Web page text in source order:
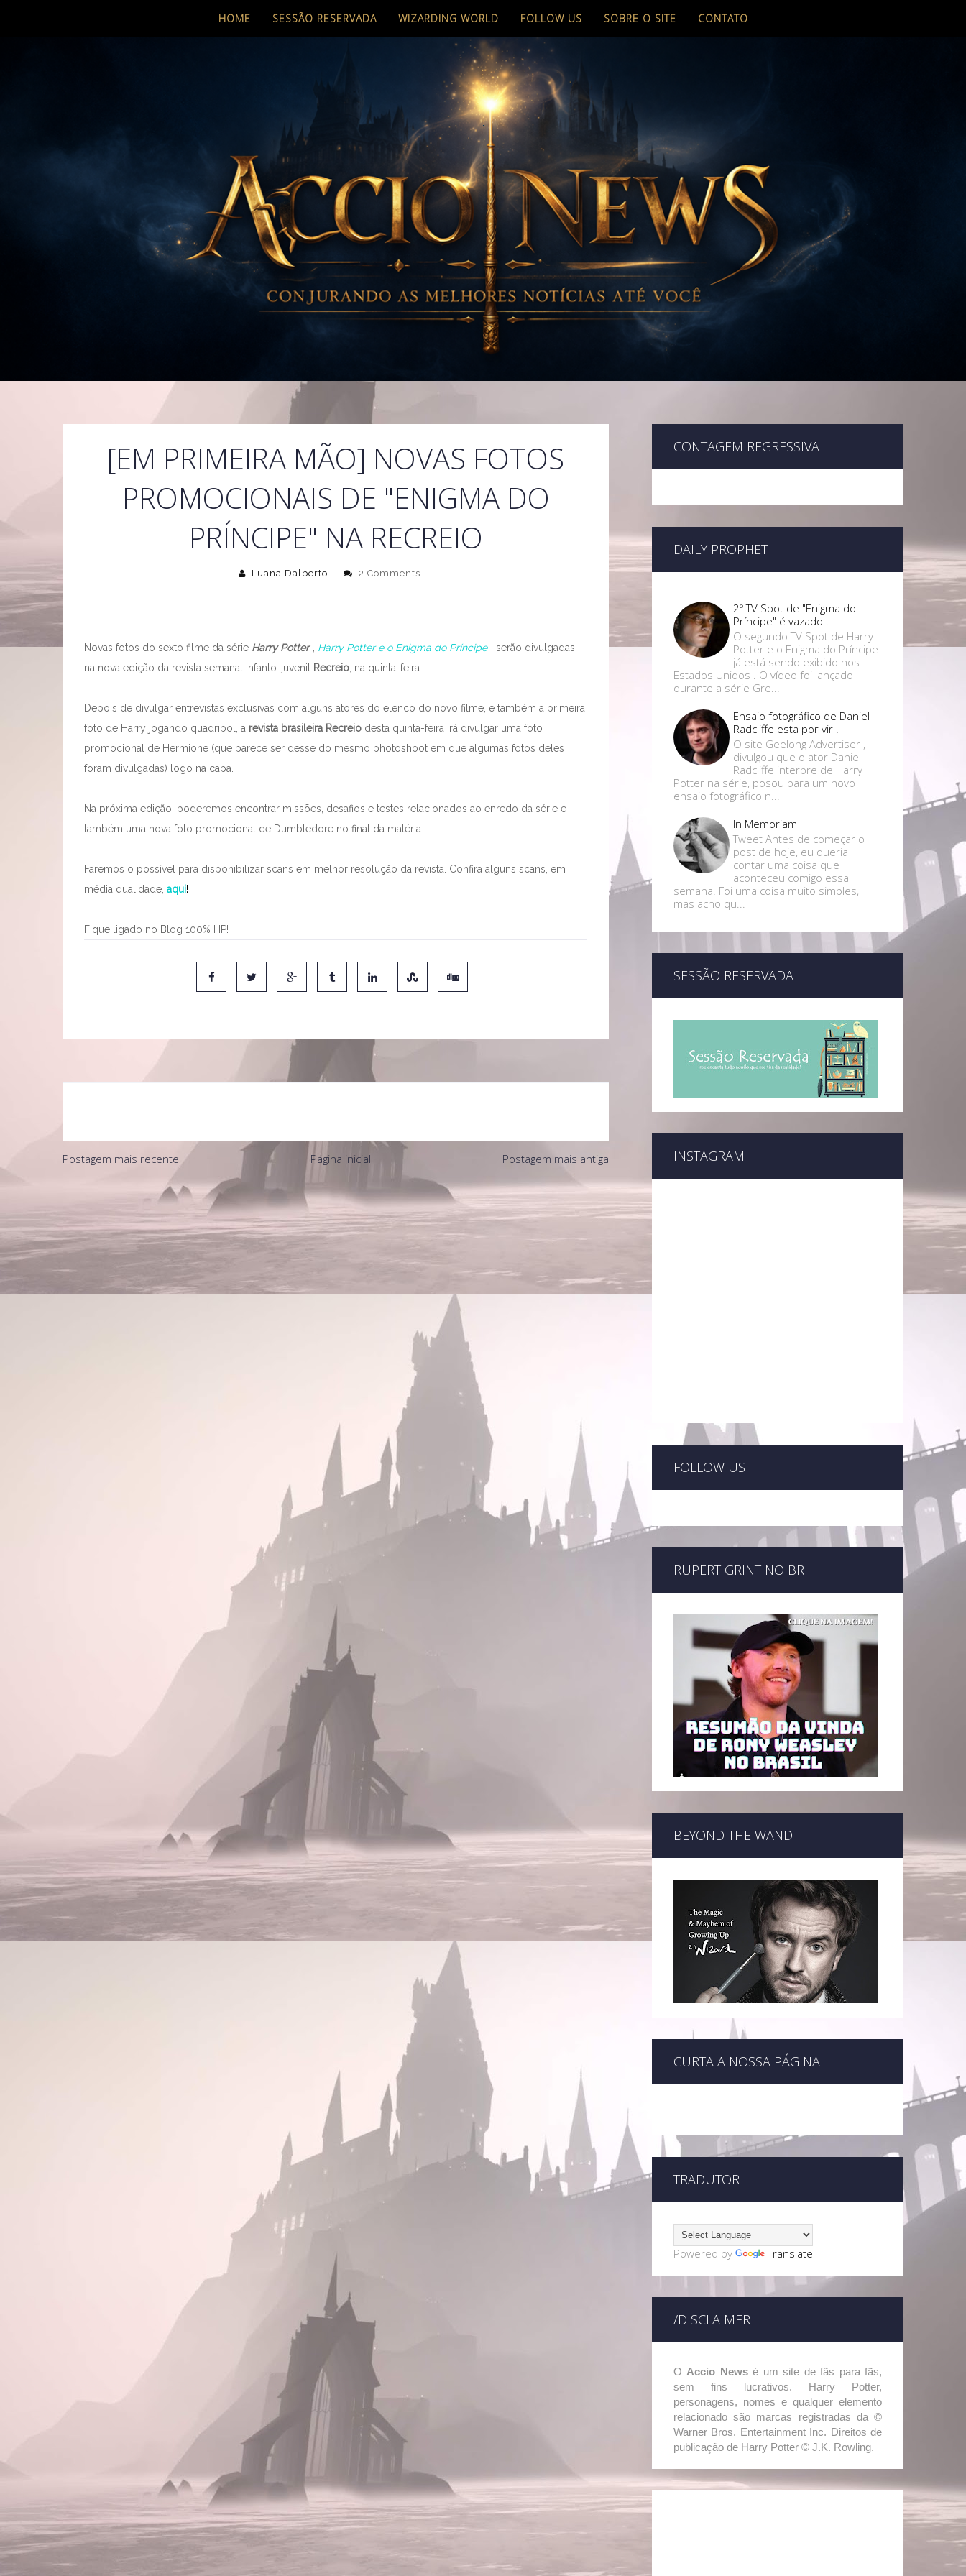
HOME SESSÃO RESERVADA WIZARDING WORLD FOLLOW US SOBRE O SITE CONTATO
[EM PRIMEIRA MÃO] NOVAS FOTOS
PROMOCIONAIS DE "ENIGMA DO
PRÍNCIPE" NA RECREIO
Luana Dalberto 2 Comments
Novas fotos do sexto filme da série Harry Potter Harry Potter e o Enigma do Príncipe
serão divulgadas
na nova edição da revista semanal infanto-juvenil
Recreio , na quinta-feira.
Depois de divulgar entrevistas exclusivas com alguns atores do elenco do novo filme, e também a primeira
foto de Harry jogando quadribol, a revista brasileira Recreio desta quinta-feira irá divulgar uma foto
promocional de Hermione (que parece ser desse do mesmo photoshoot em que algumas fotos deles
foram divulgadas) logo na capa.
Na próxima edição, poderemos encontrar missões, desafios e testes relacionados ao enredo da série e
também uma nova foto promocional de Dumbledore no final da matéria.
Faremos o possível para disponibilizar scans em melhor resolução da revista. Confira alguns scans, em
média qualidade, aqui!
Fique ligado no Blog 100% HP!
Postagem mais recente Postagem mais antiga
Página inicial
CONTAGEM REGRESSIVA
DAILY PROPHET
2º TV Spot de "Enigma do
Príncipe" é vazado !
O segundo TV Spot de Harry
Potter e o Enigma do Príncipe
já está sendo exibido nos
Estados Unidos . O vídeo foi lançado
durante a série Gre...
Ensaio fotográfico de Daniel
Radcliffe esta por vir .
O site Geelong Advertiser ,
divulgou que o ator Daniel
Radcliffe interpre de Harry
Potter na série, posou para um novo
ensaio fotográfico n...
In Memoriam
Tweet Antes de começar o
post de hoje, eu queria
contar uma coisa que
aconteceu comigo essa
semana. Foi uma coisa muito simples,
mas acho qu...
SESSÃO RESERVADA
INSTAGRAM
FOLLOW US
RUPERT GRINT NO BR
BEYOND THE WAND
CURTA A NOSSA PÁGINA
TRADUTOR
Powered by Translate
/DISCLAIMER
O Accio Newsé um site de fãs para fãs,
sem fins lucrativos. Harry Potter,
personagens, nomes e qualquer elemento
relacionado são marcas registradas da ©
Warner Bros. Entertainment Inc. Direitos de
publicação de Harry Potter © J.K. Rowling.